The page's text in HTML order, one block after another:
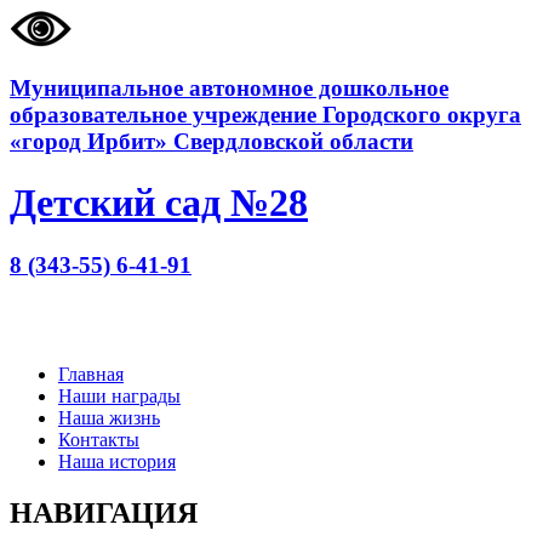
Муниципальное автономное дошкольное
образовательное учреждение Городского округа
«город Ирбит» Свердловской области
Детский сад №28
8 (343-55) 6-41-91
Главная
Наши награды
Наша жизнь
Контакты
Наша история
НАВИГАЦИЯ